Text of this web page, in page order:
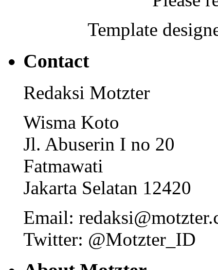
Template
Contact
Redaksi Motzter
Wisma Koto
Jl. Abuserin I no 20
Fatmawati
Jakarta Selatan 12420
Email:
Twitter: @Motzter_ID